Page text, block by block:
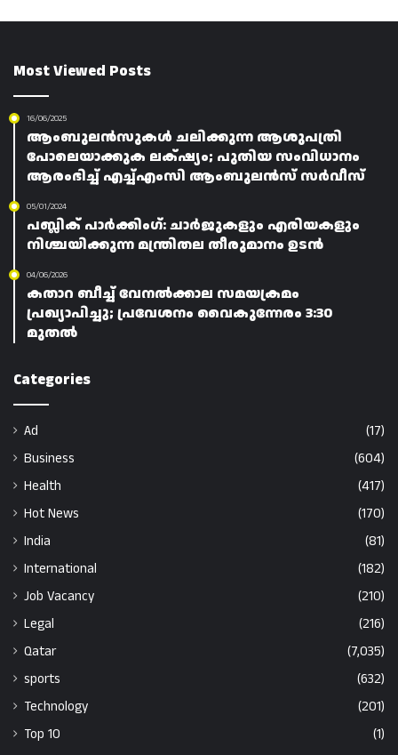
Most Viewed Posts
16/06/2025
ആംബുലൻസുകൾ ചലിക്കുന്ന ആശുപത്രി
പോലെയാക്കുക ലക്‌ഷ്യം; പുതിയ സംവിധാനം
ആരംഭിച്ച് എച്ച്എംസി ആംബുലൻസ് സർവീസ്
05/01/2024
പബ്ലിക് പാർക്കിംഗ്: ചാർജുകളും എരിയകളും
നിശ്ചയിക്കുന്ന മന്ത്രിതല തീരുമാനം ഉടൻ
04/06/2026
കതാറ ബീച്ച് വേനൽക്കാല സമയക്രമം
പ്രഖ്യാപിച്ചു; പ്രവേശനം വൈകുന്നേരം 3:30
മുതൽ
Categories
Ad
(17)
Business
(604)
Health
(417)
Hot News
(170)
India
(81)
International
(182)
Job Vacancy
(210)
Legal
(216)
Qatar
(7,035)
sports
(632)
Technology
(201)
Top 10
(1)